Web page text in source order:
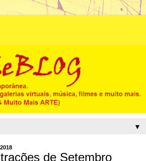
▼
de Setembro